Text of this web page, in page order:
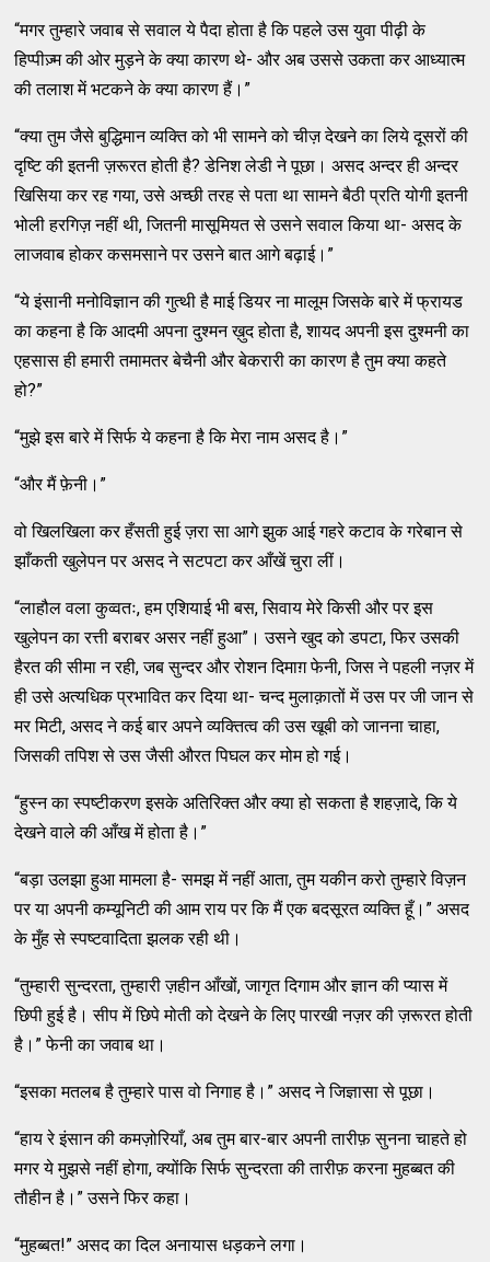
“मगर तुम्‍हारे जवाब से सवाल ये पैदा होता है कि पहले उस युवा पीढ़ी के
हिप्‍पीज़्‍म की ओर मुड़ने के क्‍या कारण थे- और अब उससे उकता कर आध्‍यात्‍म
की तलाश में भटकने के क्‍या कारण हैं।”
“क्‍या तुम जैसे बुद्धिमान व्‍यक्‍ति को भी सामने को चीज़ देखने का लिये दूसरों की
दृष्‍टि की इतनी ज़रूरत होती है? डेनिश लेडी ने पूछा। असद अन्‍दर ही अन्‍दर
खिसिया कर रह गया, उसे अच्‍छी तरह से पता था सामने बैठी प्रति योगी इतनी
भोली हरगिज़ नहीं थी, जितनी मासूमियत से उसने सवाल किया था- असद के
लाजवाब होकर कसमसाने पर उसने बात आगे बढ़ाई।”
“ये इंसानी मनोविज्ञान की गुत्‍थी है माई डियर ना मालूम जिसके बारे में फ्रायड
का कहना है कि आदमी अपना दुश्‍मन ख़ुद होता है, शायद अपनी इस दुश्‍मनी का
एहसास ही हमारी तमामतर बेचैनी और बेकरारी का कारण है तुम क्‍या कहते
हो?”
“मुझे इस बारे में सिर्फ ये कहना है कि मेरा नाम असद है।”
“और मैं फ़ेनी।”
वो खिलखिला कर हँसती हुई ज़रा सा आगे झुक आई गहरे कटाव के गरेबान से
झाँकती खुलेपन पर असद ने सटपटा कर आँखें चुरा लीं।
“लाहौल वला कुव्‍वतः, हम एशियाई भी बस, सिवाय मेरे किसी और पर इस
खुलेपन का रत्ती बराबर असर नहीं हुआ”। उसने खुद को डपटा, फिर उसकी
हैरत की सीमा न रही, जब सुन्‍दर और रोशन दिमाग़ फेनी, जिस ने पहली नज़र में
ही उसे अत्‍यधिक प्रभावित कर दिया था- चन्‍द मुलाक़ातों में उस पर जी जान से
मर मिटी, असद ने कई बार अपने व्‍यक्‍तित्‍व की उस खूबी को जानना चाहा,
जिसकी तपिश से उस जैसी औरत पिघल कर मोम हो गई।
“हुस्‍न का स्‍पष्‍टीकरण इसके अतिरिक्‍त और क्‍या हो सकता है शहज़ादे, कि ये
देखने वाले की आँख में होता है।”
“बड़ा उलझा हुआ मामला है- समझ में नहीं आता, तुम यकीन करो तुम्‍हारे विज़न
पर या अपनी कम्‍यूनिटी की आम राय पर कि मैं एक बदसूरत व्‍यक्‍ति हूँ।” असद
के मुँह से स्‍पष्‍टवादिता झलक रही थी।
“तुम्‍हारी सुन्‍दरता, तुम्‍हारी ज़हीन आँखों, जागृत दिगाम और ज्ञान की प्‍यास में
छिपी हुई है। सीप में छिपे मोती को देखने के लिए पारखी नज़र की ज़रूरत होती
है।” फेनी का जवाब था।
“इसका मतलब है तुम्‍हारे पास वो निगाह है।” असद ने जिज्ञासा से पूछा।
“हाय रे इंसान की कमज़ोरियाँ, अब तुम बार-बार अपनी तारीफ़ सुनना चाहते हो
मगर ये मुझसे नहीं होगा, क्‍योंकि सिर्फ सुन्‍दरता की तारीफ़ करना मुहब्‍बत की
तौहीन है।” उसने फिर कहा।
“मुहब्‍बत!” असद का दिल अनायास धड़कने लगा।